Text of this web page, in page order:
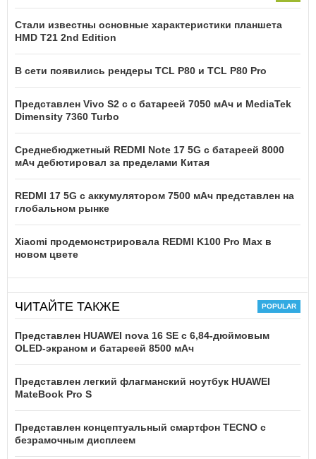
Стали известны основные характеристики планшета
HMD T21 2nd Edition
В сети появились рендеры TCL P80 и TCL P80 Pro
Представлен Vivo S2 с с батареей 7050 мАч и MediaTek
Dimensity 7360 Turbo
Среднебюджетный REDMI Note 17 5G с батареей 8000
мАч дебютировал за пределами Китая
REDMI 17 5G c аккумулятором 7500 мАч представлен на
глобальном рынке
Xiaomi продемонстрировала REDMI K100 Pro Max в
новом цвете
ЧИТАЙТЕ ТАКЖЕ
Представлен HUAWEI nova 16 SE с 6,84-дюймовым
OLED-экраном и батареей 8500 мАч
Представлен легкий флагманский ноутбук HUAWEI
MateBook Pro S
Представлен концептуальный смартфон TECNO с
безрамочным дисплеем